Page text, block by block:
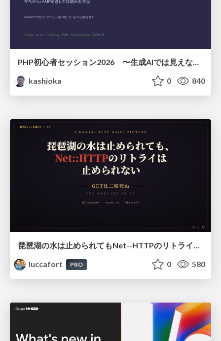
PHP初心者セッション2026 〜生成AIでは見えない裏側を知る：今だからLAMPを通して仕組みを学ぶ〜
kashioka
0 840
琵琶湖の水は止められてもNet--HTTPのリトライは止められない / You might be able to stop the water flow of Lake Biwa but you can't stop Net::HTTP retries
luccafort
PRO 0 580